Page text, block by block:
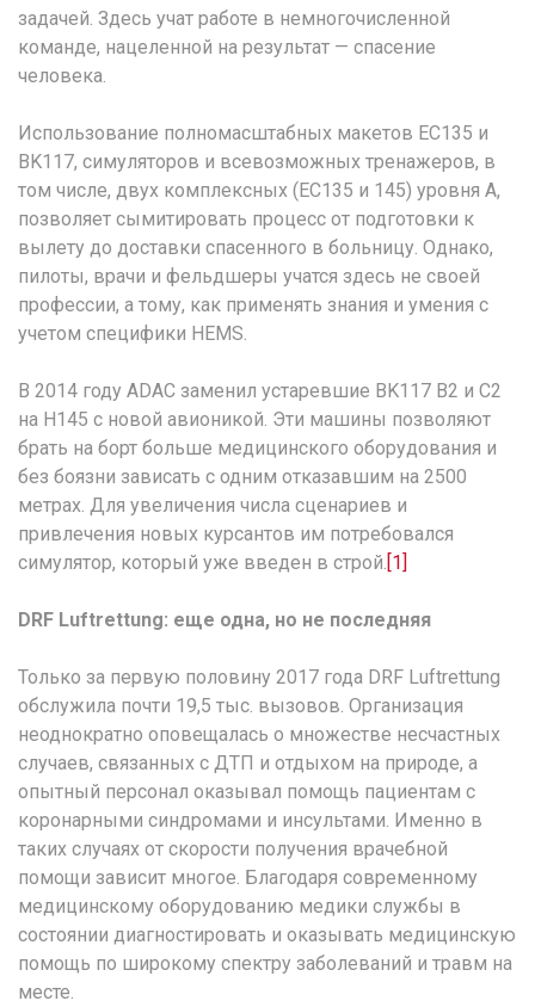
задачей. Здесь учат работе в немногочисленной
команде, нацеленной на результат — спасение
человека.
Использование полномасштабных макетов EC135 и
BK117, симуляторов и всевозможных тренажеров, в
том числе, двух комплексных (EC135 и 145) уровня А,
позволяет сымитировать процесс от подготовки к
вылету до доставки спасенного в больницу. Однако,
пилоты, врачи и фельдшеры учатся здесь не своей
профессии, а тому, как применять знания и умения с
учетом специфики HEMS.
В 2014 году ADAC заменил устаревшие BK117 B2 и C2
на H145 с новой авионикой. Эти машины позволяют
брать на борт больше медицинского оборудования и
без боязни зависать с одним отказавшим на 2500
метрах. Для увеличения числа сценариев и
привлечения новых курсантов им потребовался
симулятор, который уже введен в строй. [1]
DRF Luftrettung: еще одна, но не последняя
Только за первую половину 2017 года DRF Luftrettung
обслужила почти 19,5 тыс. вызовов. Организация
неоднократно оповещалась о множестве несчастных
случаев, связанных с ДТП и отдыхом на природе, а
опытный персонал оказывал помощь пациентам с
коронарными синдромами и инсультами. Именно в
таких случаях от скорости получения врачебной
помощи зависит многое. Благодаря современному
медицинскому оборудованию медики службы в
состоянии диагностировать и оказывать медицинскую
помощь по широкому спектру заболеваний и травм на
месте.